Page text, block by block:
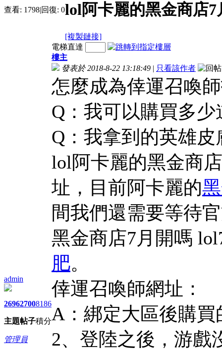
查看: 1798|回復: 0lol阿卡麗的黑金商店
[複製鏈接]
admin
2696
主題
2700
帖子
8186
積分
管理員
電梯直達
樓主
發表於 2018-8-22 13:18:49 | 只看該作者
怎麼成為倖運召喚
Q：我可以購買多少
Q：我拿到的英雄
lol阿卡麗的黑金商
址，目前阿卡麗的
間我們還需要等待
黑金商店7月開嗎
肥。
倖運召喚師網址：
A：綁定大區後購
2、登陸之後，游戲